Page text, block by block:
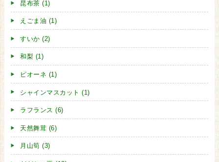
昆布茶 (1)
えごま油 (1)
すいか (2)
和梨 (1)
ピオーネ (1)
シャインマスカット (1)
ラフランス (6)
天然舞茸 (6)
月山筍 (3)